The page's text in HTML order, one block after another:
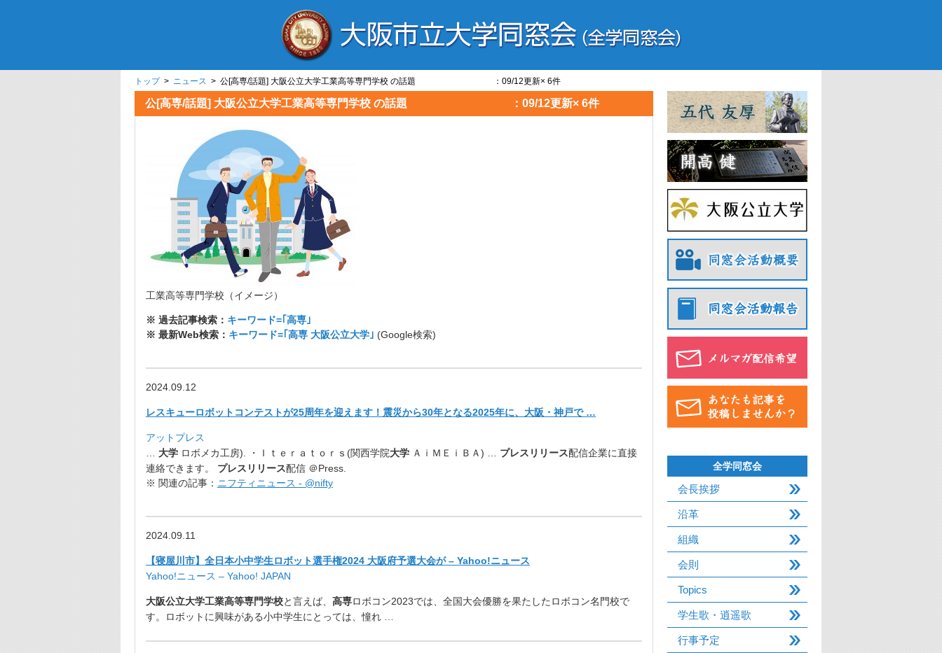
トップ> ニュース > 公[高専/話題] 大阪公立大学工業高等専門学校 の話題 ：09/12更新× 6件
公[高専/話題] 大阪公立大学工業高等専門学校 の話題 ：09/12更新× 6件
工業高等専門学校（イメージ）
※ 過去記事検索： キーワード=｢高専｣
※ 最新Web検索： キーワード=｢高専 大阪公立大学｣ (Google検索)
2024.09.12
レスキューロボットコンテストが25周年を迎えます！ 震災から30年となる2025年に、大阪・神戸で …
アットプレス
大学 ロボメカ工房). ・Ｉｔｅｒａｔｏｒｓ(関西学院大学 ＡｉＭＥｉＢＡ) … プレスリリース配信企業に直接
連絡できます。 プレスリリース配信 ＠Press.
※ 関連の記事： ニフティニュース - @nifty
2024.09.11
【寝屋川市】全日本小中学生ロボット選手権2024 大阪府予選大会が – Yahoo!ニュース
Yahoo!ニュース – Yahoo! JAPAN
大阪公立大学工業高等専門学校と言えば、 高専ロボコン2023では、全国大会優勝を果たしたロボコン名門校で
す。
ロボットに興味がある小中学生にとっては、憧れ …
全学同窓会
会長挨拶
沿革
組織
会則
Topics
学生歌・逍遥歌
行事予定